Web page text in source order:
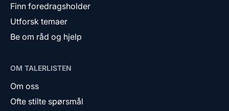
Finn foredragsholder
Utforsk temaer
Be om råd og hjelp
OM TALERLISTEN
Om oss
Ofte stilte spørsmål